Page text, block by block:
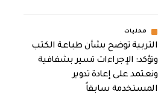
محليات
التربية توضح بشأن طباعة الكتب
وتؤكد: الإجراءات تسير بشفافية
ونعتمد على إعادة تدوير
المستخدمة سابقاً